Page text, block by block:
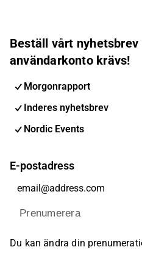
Beställ vårt
användarkonto krävs!
Morgonrapport
Inderes nyhetsbrev
Nordic Events
E-postadress
Prenumerera
Du kan ändra din